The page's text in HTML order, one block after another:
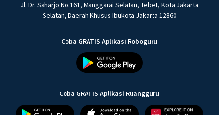
Jl. Dr. Saharjo No.161, Manggarai Selatan, Tebet, Kota Jakarta
Selatan, Daerah Khusus Ibukota Jakarta 12860
Coba GRATIS Aplikasi Roboguru
Coba GRATIS Aplikasi Ruangguru